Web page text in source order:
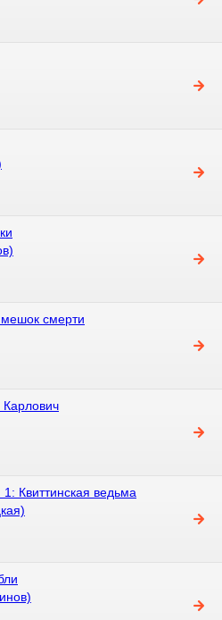
смерти
Карлович
Квиттинская ведьма